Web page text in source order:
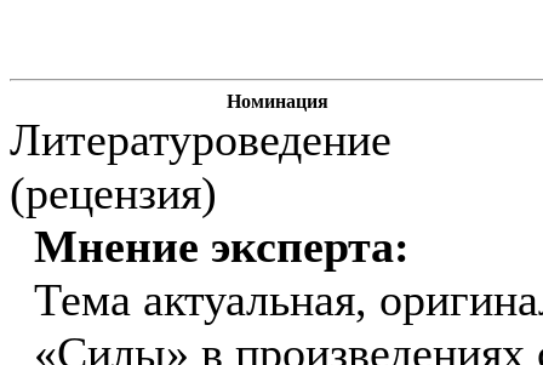
Номинация
Литературоведение
(рецензия)
Мнение эксперта:
Тема актуальная,
«Силы» в произведениях